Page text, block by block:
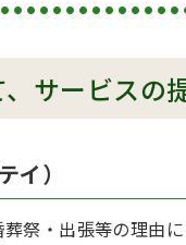
サービスの
イ）
祭・出張等の理由